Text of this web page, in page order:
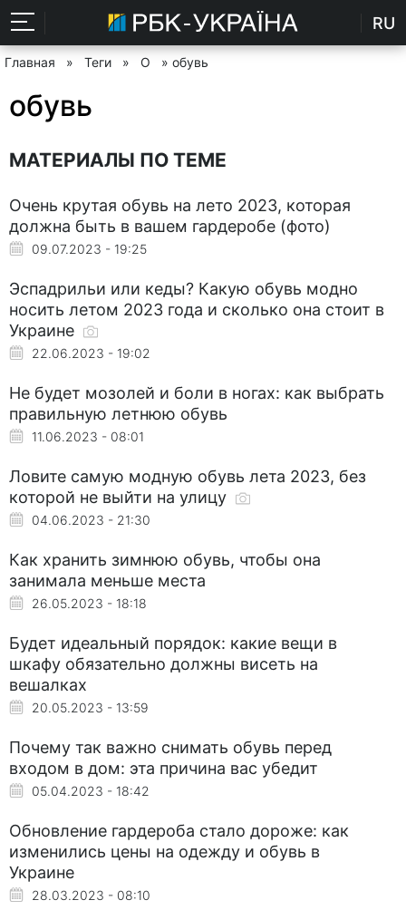
RU
Главная » Теги » О » обувь
обувь
МАТЕРИАЛЫ ПО ТЕМЕ
Очень крутая обувь на лето 2023, которая
должна быть в вашем гардеробе (фото)
09.07.2023 - 19:25
Эспадрильи или кеды? Какую обувь модно
носить летом 2023 года и сколько она стоит в
Украине
22.06.2023 - 19:02
Не будет мозолей и боли в ногах: как выбрать
правильную летнюю обувь
11.06.2023 - 08:01
Ловите самую модную обувь лета 2023, без
которой не выйти на улицу
04.06.2023 - 21:30
Как хранить зимнюю обувь, чтобы она
занимала меньше места
26.05.2023 - 18:18
Будет идеальный порядок: какие вещи в
шкафу обязательно должны висеть на
вешалках
20.05.2023 - 13:59
Почему так важно снимать обувь перед
входом в дом: эта причина вас убедит
05.04.2023 - 18:42
Обновление гардероба стало дороже: как
изменились цены на одежду и обувь в
Украине
28.03.2023 - 08:10